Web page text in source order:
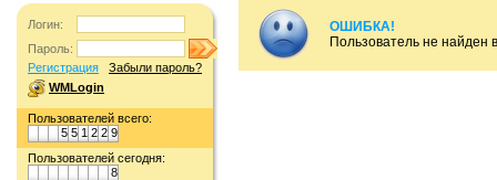
Логин:
Пароль:
Регистрация
Забыли пароль?
WMLogin
Пользователей всего:
5 5 1 2 2 9
Пользователей сегодня:
8
ОШИБКА!
Пользователь не найден